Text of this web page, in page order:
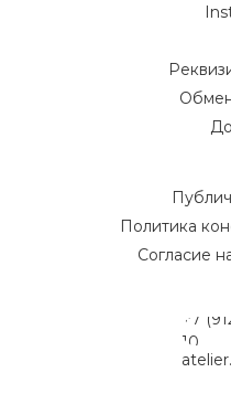
Согласие
Политика
+7
10